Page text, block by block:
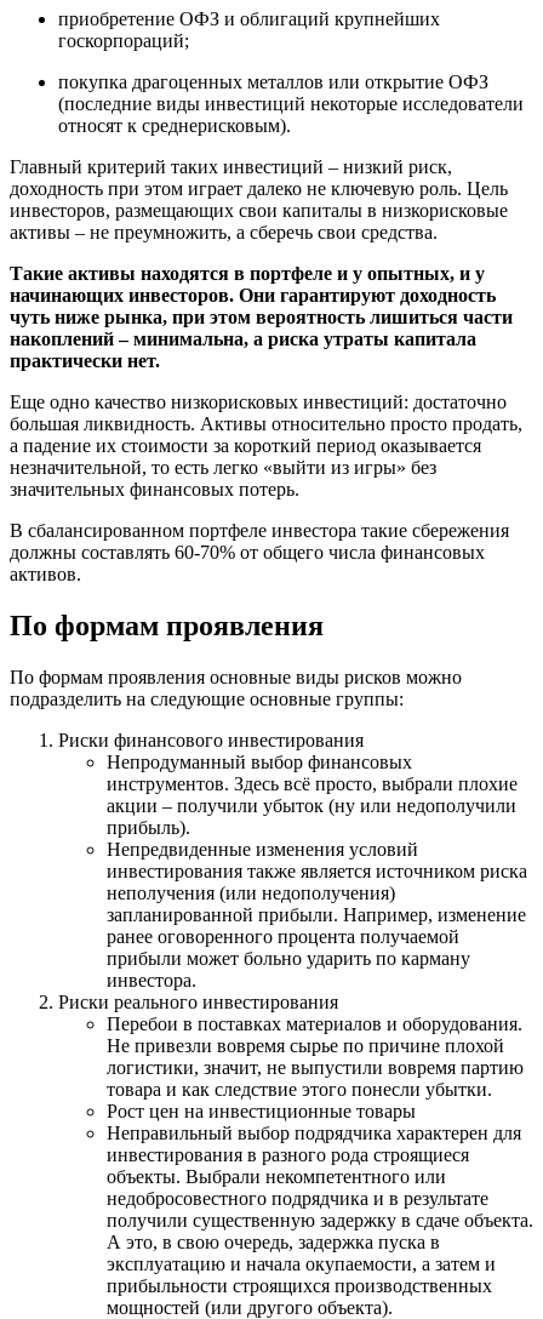
приобретение ОФЗ и облигаций крупнейших
госкорпораций;
покупка драгоценных металлов или открытие ОФЗ
(последние виды инвестиций некоторые исследователи
относят к среднерисковым).
Главный критерий таких инвестиций – низкий риск,
доходность при этом играет далеко не ключевую роль. Цель
инвесторов, размещающих свои капиталы в низкорисковые
активы – не преумножить, а сберечь свои средства.
Такие активы находятся в портфеле и у опытных, и у
начинающих инвесторов. Они гарантируют доходность
чуть ниже рынка, при этом вероятность лишиться части
накоплений – минимальна, а риска утраты капитала
практически нет.
Еще одно качество низкорисковых инвестиций: достаточно
большая ликвидность. Активы относительно просто продать,
а падение их стоимости за короткий период оказывается
незначительной, то есть легко «выйти из игры» без
значительных финансовых потерь.
В сбалансированном портфеле инвестора такие сбережения
должны составлять 60-70% от общего числа финансовых
активов.
По формам проявления
По формам проявления основные виды рисков можно
подразделить на следующие основные группы:
Риски финансового инвестирования
Непродуманный выбор финансовых
инструментов. Здесь всё просто, выбрали плохие
акции – получили убыток (ну или недополучили
прибыль).
Непредвиденные изменения условий
инвестирования также является источником риска
неполучения (или недополучения)
запланированной прибыли. Например, изменение
ранее оговоренного процента получаемой
прибыли может больно ударить по карману
инвестора.
Риски реального инвестирования
Перебои в поставках материалов и оборудования.
Не привезли вовремя сырье по причине плохой
логистики, значит, не выпустили вовремя партию
товара и как следствие этого понесли убытки.
Рост цен на инвестиционные товары
Неправильный выбор подрядчика характерен для
инвестирования в разного рода строящиеся
объекты. Выбрали некомпетентного или
недобросовестного подрядчика и в результате
получили существенную задержку в сдаче объекта.
А это, в свою очередь, задержка пуска в
эксплуатацию и начала окупаемости, а затем и
прибыльности строящихся производственных
мощностей (или другого объекта).